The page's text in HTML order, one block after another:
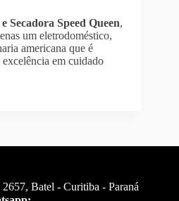
Secadora Speed Queen,
um eletrodoméstico,
americana que é
em cuidado
Batel - Curitiba - Paraná